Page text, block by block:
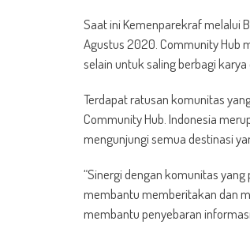
Saat ini Kemenparekraf melalui
Agustus 2020. Community Hub
selain untuk saling berbagi
Terdapat ratusan komunitas
Community Hub. Indonesia
mengunjungi semua destinasi
“Sinergi dengan komunitas
membantu memberitakan dan
membantu penyebaran